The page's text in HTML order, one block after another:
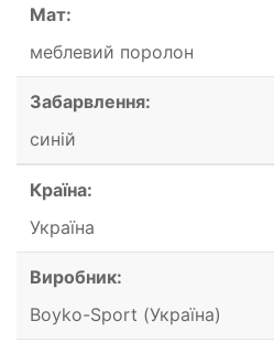
Мат:
меблевий поролон
Забарвлення:
синій
Країна:
Україна
Виробник:
Boyko-Sport (Україна)